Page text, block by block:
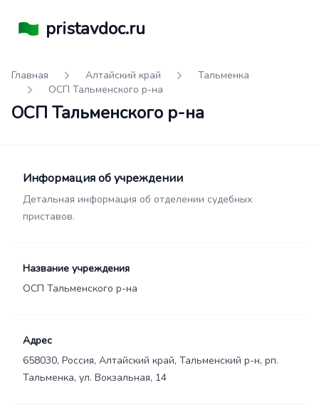
pristavdoc.ru
Главная Алтайский край
Тальменка
ОСП Тальменского р-на
ОСП Тальменского р-на
Информация об учреждении
Детальная информация об отделении судебных
приставов.
Название учреждения
ОСП Тальменского р-на
Адрес
658030, Россия, Алтайский край, Тальменский р-н, рп.
Тальменка, ул. Вокзальная, 14